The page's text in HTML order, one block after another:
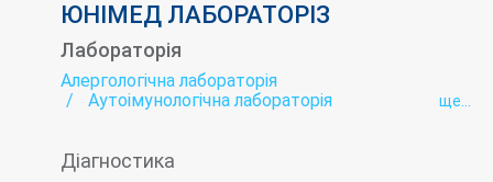
ЮНІМЕД ЛАБОРАТОРІЗ
Лабораторія
Алергологічна лабораторія
Аутоімунологічна лабораторія
Вірусні гепатити - лабораторія
ще...
Діагностика